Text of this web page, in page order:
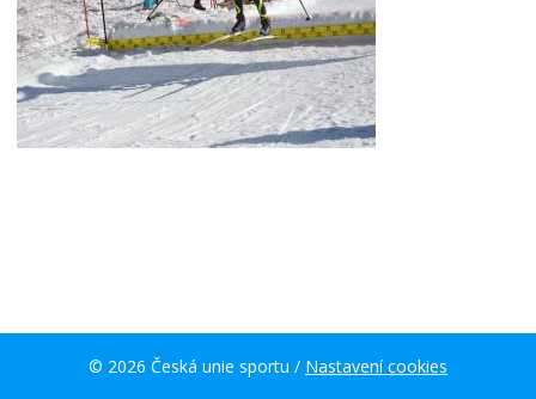
© 2026 Česká unie sportu / Nastavení cookies